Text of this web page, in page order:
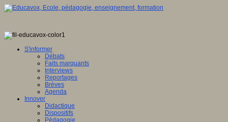
S'informer
Débats
Faits marquants
Interviews
Reportages
Brèves
Agenda
Innover
Didactique
Dispositifs
Pédagogie